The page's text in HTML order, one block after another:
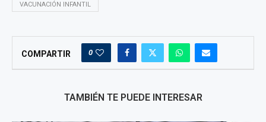
VACUNACIÓN INFANTIL
COMPARTIR 0
TAMBIÉN TE PUEDE INTERESAR